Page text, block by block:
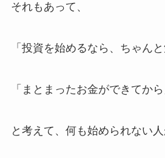
それもあって、
「投資を始めるなら、ちゃん
「まとまったお金ができてから
と考えて、何も始められない人